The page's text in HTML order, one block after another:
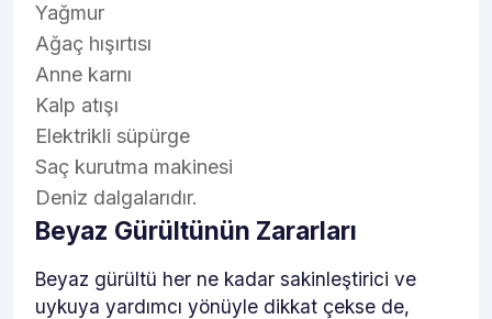
Yağmur
Ağaç hışırtısı
Anne karnı
Kalp atışı
Elektrikli süpürge
Saç kurutma makinesi
Deniz dalgalarıdır.
Beyaz Gürültünün Zararları
Beyaz gürültü her ne kadar sakinleştirici ve
uykuya yardımcı yönüyle dikkat çekse de,